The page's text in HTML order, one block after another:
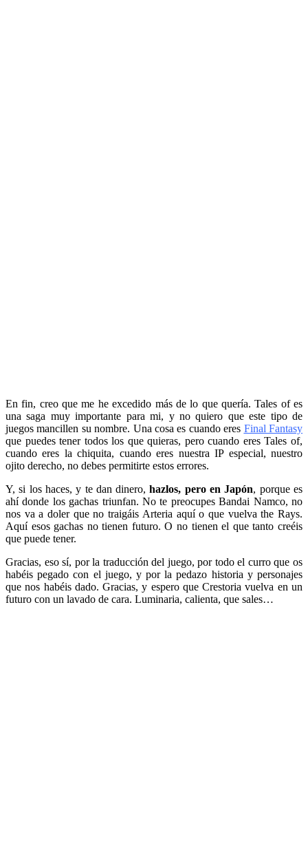
En fin, creo que me he excedido más de lo que quería. Tales of es
una saga muy importante para mi, y no quiero que este tipo de
juegos mancillen su nombre. Una cosa es cuando eres Final Fantasy
que puedes tener todos los que quieras, pero cuando eres Tales of,
cuando eres la chiquita, cuando eres nuestra IP especial, nuestro
ojito derecho, no debes permitirte estos errores.
Y, si los haces, y te dan dinero,hazlos, pero en Japón, porque es
ahí donde los gachas triunfan. No te preocupes Bandai Namco, no
nos va a doler que no traigáis Arteria aquí o que vuelva the Rays.
Aquí esos gachas no tienen futuro. O no tienen el que tanto creéis
que puede tener.
Gracias, eso sí, por la traducción del juego, por todo el curro que os
habéis pegado con el juego, y por la pedazo historia y personajes
que nos habéis dado. Gracias, y espero que Crestoria vuelva en un
futuro con un lavado de cara. Luminaria, calienta, que sales…